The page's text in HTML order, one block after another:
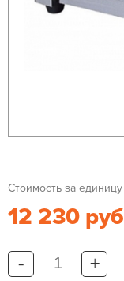
Стоимость за
12 230
- +